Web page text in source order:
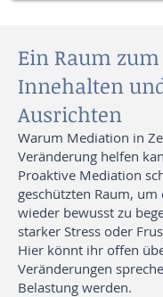
Ein Raum zum
Innehalten
Ausrichten
Warum Mediation in
Veränderung helfen
Proaktive Mediation
geschützten Raum, um
wieder bewusst zu
starker Stress oder
Hier könnt ihr offen
Veränderungen
Belastung werden.